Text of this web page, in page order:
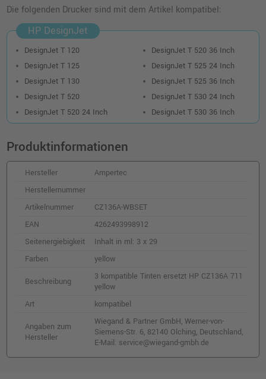
3 kompatible Tinten ersetzt HP CZ135A 711
o. MwSt.50,41 €
59,99 €
inkl. MwSt. zzgl. Versand
shopping_cart
2 Kompatible Tinten ersetzt HP P2V31A 711
Doppelpack schwarz
o. MwSt. 141,17 €
167,99 € shopping_cart
Die folgenden Drucker sind mit dem Artikel kompatibel:
HP DesignJet
DesignJet T 120
DesignJet T 125
DesignJet T 130
DesignJet T 520
DesignJet T 520 24 Inch
DesignJet T 520 36 Inch
DesignJet T 525 24 Inch
DesignJet T 525 36 Inch
DesignJet T 530 24 Inch
DesignJet T 530 36 Inch
Produktinformationen
Hersteller
Ampertec
Herstellernummer
Artikelnummer
CZ136A-WBSET
EAN
4262493998912
Seitenergiebigkeit
Inhalt in ml: 3 x 29
Farben
yellow
Beschreibung
3 kompatible Tinten ersetzt HP CZ136A 711
yellow
Art
kompatibel
Angaben zum
Hersteller
Wiegand & Partner GmbH, Werner-von-
Siemens-Str. 6, 82140 Olching, Deutschland,
E-Mail: service@wiegand-gmbh.de